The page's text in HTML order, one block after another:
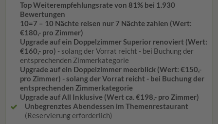
Top Weiterempfehlungsrate von 81% bei 1.930
Bewertungen
10=7 – 10 Nächte reisen nur 7 Nächte zahlen (Wert:
€180,- pro Zimmer)
Upgrade auf ein Doppelzimmer Superior renoviert (Wert:
€160,- pro) - solang der Vorrat reicht - bei Buchung der
entsprechenden Zimmerkategorie
Upgrade auf ein Doppelzimmer meerblick (Wert: €150,-
pro Zimmer) - solang der Vorrat reicht - bei Buchung der
entsprechenden Zimmerkategorie
Upgrade auf All Inklusive (Wert ca. €198,- pro Zimmer)
Unbegrenztes Abendessen im Themenrestaurant
(Reservierung erforderlich)